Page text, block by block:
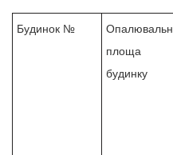
Будинок №
Опалювальн
площа
будинку